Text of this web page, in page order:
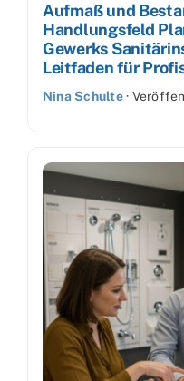
Aufmaß und
Handlungsfeld
Gewerks
Leitfaden für
Nina Schulte·